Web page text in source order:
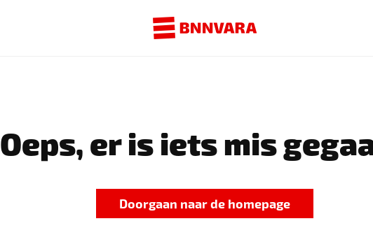
Oeps, er is iets mis
Doorgaan naar de homepage